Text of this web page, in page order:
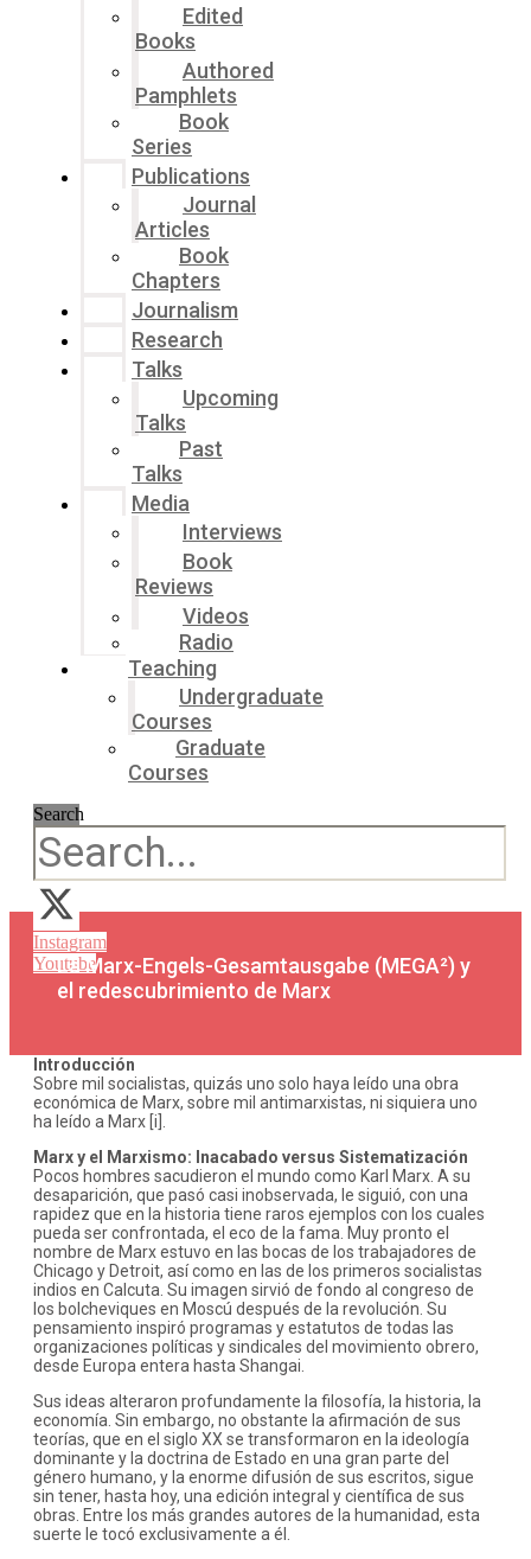
Edited
Books
Authored
Pamphlets
Book
Series
Publications
Journal
Articles
Book
Chapters
Journalism
Research
Talks
Upcoming
Talks
Past
Talks
Media
Interviews
Book
Reviews
Videos
Radio
Teaching
Undergraduate
Courses
Graduate
Courses
Search
Instagram
Youtube
La Marx-Engels-Gesamtausgabe (MEGA²) y
el redescubrimiento de Marx
Introducción
Sobre mil socialistas, quizás uno solo haya leído una obra
económica de Marx, sobre mil antimarxistas, ni siquiera uno
ha leído a Marx [i].
Marx y el Marxismo: Inacabado versus Sistematización
Pocos hombres sacudieron el mundo como Karl Marx. A su
desaparición, que pasó casi inobservada, le siguió, con una
rapidez que en la historia tiene raros ejemplos con los cuales
pueda ser confrontada, el eco de la fama. Muy pronto el
nombre de Marx estuvo en las bocas de los trabajadores de
Chicago y Detroit, así como en las de los primeros socialistas
indios en Calcuta. Su imagen sirvió de fondo al congreso de
los bolcheviques en Moscú después de la revolución. Su
pensamiento inspiró programas y estatutos de todas las
organizaciones políticas y sindicales del movimiento obrero,
desde Europa entera hasta Shangai.
Sus ideas alteraron profundamente la filosofía, la historia, la
economía. Sin embargo, no obstante la afirmación de sus
teorías, que en el siglo XX se transformaron en la ideología
dominante y la doctrina de Estado en una gran parte del
género humano, y la enorme difusión de sus escritos, sigue
sin tener, hasta hoy, una edición integral y científica de sus
obras. Entre los más grandes autores de la humanidad, esta
suerte le tocó exclusivamente a él.